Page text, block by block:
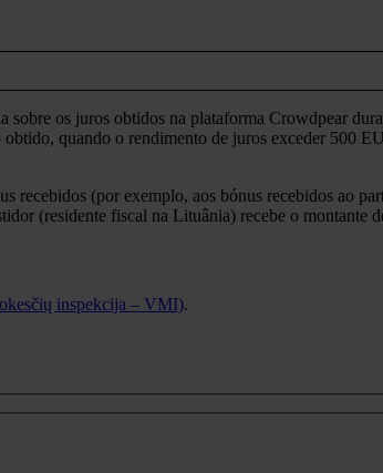
os juros obtidos na plataforma Crowdpear
quando o rendimento de juros exceder 500
(por exemplo, aos bónus recebidos ao
(residente fiscal na Lituânia) recebe o montante
inspekcija – VMI).